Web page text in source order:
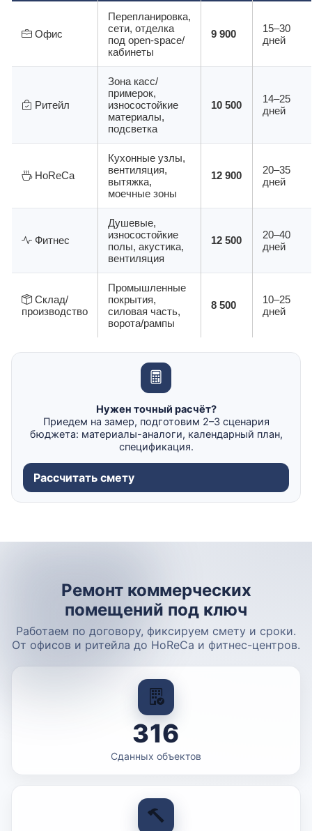
Офис
Перепланировка,
сети, отделка
под open-space/
кабинеты
9 900
15–30
дней
Ритейл
Зона касс/
примерок,
износостойкие
материалы,
подсветка
10 500
14–25
дней
HoReCa
Кухонные узлы,
вентиляция,
вытяжка,
моечные зоны
12 900
20–35
дней
Фитнес
Душевые,
износостойкие
полы, акустика,
вентиляция
12 500
20–40
дней
Склад/
производство
Промышленные
покрытия,
силовая часть,
ворота/рампы
8 500
10–25
дней
Нужен точный расчёт?
Приедем на замер, подготовим 2–3 сценария
бюджета: материалы-аналоги, календарный план,
спецификация.
Рассчитать смету
Ремонт коммерческих
помещений под ключ
Работаем по договору, фиксируем смету и сроки.
От офисов и ритейла до HoReCa и фитнес-центров.
316
Сданных объектов